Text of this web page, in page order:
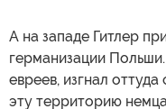
А на западе Гитлер
германизации
евреев, изгнал
эту территорию